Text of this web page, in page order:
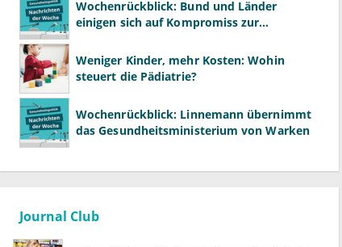
Wochenrückblick: Bund und Länder
einigen sich auf Kompromiss zur
Weniger Kinder, mehr Kosten: Wohin
steuert die Pädiatrie?
Wochenrückblick: Linnemann übernimmt
das Gesundheitsministerium von Warken
Journal Club